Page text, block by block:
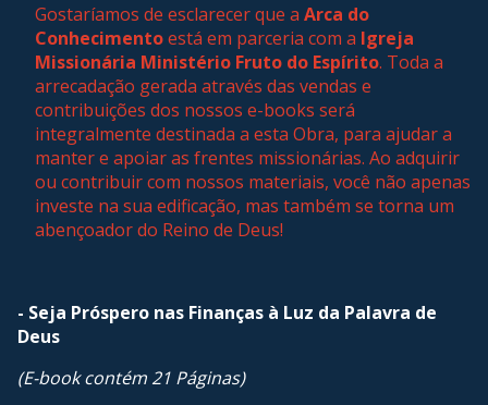
Gostaríamos de esclarecer que a Arca do
Conhecimentoestá em parceria com a Igreja
Missionária Ministério Fruto do Espírito. Toda a
arrecadação gerada através das vendas e
contribuições dos nossos e-books será
integralmente destinada a esta Obra, para ajudar a
manter e apoiar as frentes missionárias. Ao adquirir
ou contribuir com nossos materiais, você não apenas
investe na sua edificação, mas também se torna um
abençoador do Reino de Deus!
- Seja Próspero nas Finanças à Luz da Palavra de
Deus
(E-book contém 21 Páginas)